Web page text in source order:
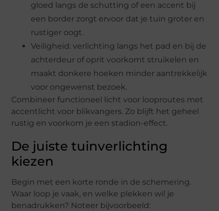
gloed langs de schutting of een accent bij
een border zorgt ervoor dat je tuin groter en
rustiger oogt.
Veiligheid: verlichting langs het pad en bij de
achterdeur of oprit voorkomt struikelen en
maakt donkere hoeken minder aantrekkelijk
voor ongewenst bezoek.
Combineer functioneel licht voor looproutes met
accentlicht voor blikvangers. Zo blijft het geheel
rustig en voorkom je een stadion-effect.
De juiste tuinverlichting
kiezen
Begin met een korte ronde in de schemering.
Waar loop je vaak, en welke plekken wil je
benadrukken? Noteer bijvoorbeeld: